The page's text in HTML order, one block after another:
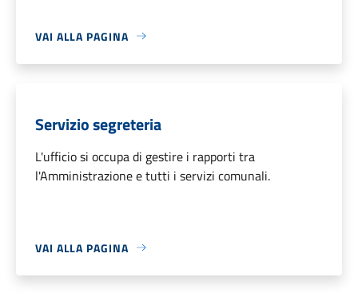
VAI ALLA PAGINA
Servizio segreteria
L'ufficio si occupa di gestire i rapporti tra
l'Amministrazione e tutti i servizi comunali.
VAI ALLA PAGINA